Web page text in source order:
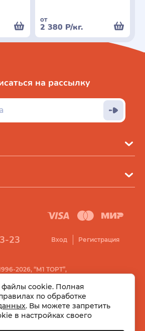
от
2 380 Р/кг.
на рассылку
2026, “М1 ТОРТ”,
23 Вход Регистрация
cookie. Полная
по обработке
. Вы можете запретить
в настройках своего